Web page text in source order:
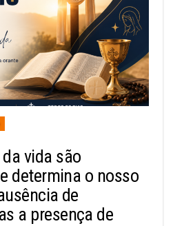
vida são
determina o nosso
de
a presença de